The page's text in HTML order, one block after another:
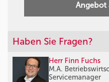
Angebot
Haben Sie Fragen?
Herr Finn Fuchs
M.A.
Servicemanager